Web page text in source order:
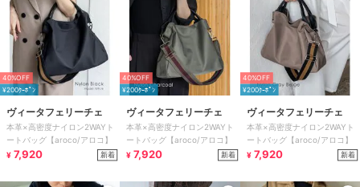
40%OFF
¥200ｸｰﾎﾟﾝ
ヴィータフェリーチェ
本革×高密度ナイロン2WAYト
ートバッグ【aroco/アロコ】
¥ 7,920 新着
40%OFF
¥200ｸｰﾎﾟﾝ
ヴィータフェリーチェ
本革×高密度ナイロン2WAYト
ートバッグ【aroco/アロコ】
¥ 7,920 新着
40%OFF
¥200ｸｰﾎﾟﾝ
ヴィータフェリーチェ
本革×高密度ナイロン2WAYト
ートバッグ【aroco/アロコ】
¥ 7,920 新着